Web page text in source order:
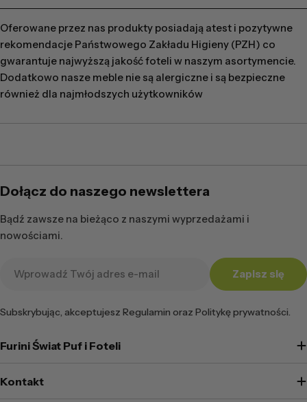
Oferowane przez nas produkty posiadają atest i pozytywne
rekomendacje Państwowego Zakładu Higieny (PZH) co
gwarantuje najwyższą jakość foteli w naszym asortymencie.
Dodatkowo nasze meble nie są alergiczne i są bezpieczne
również dla najmłodszych użytkowników
Dołącz do naszego newslettera
Bądź zawsze na bieżąco z naszymi wyprzedażami i
nowościami.
Zapisz się
Subskrybując, akceptujesz Regulamin oraz Politykę prywatności.
Furini Świat Puf i Foteli
Kontakt